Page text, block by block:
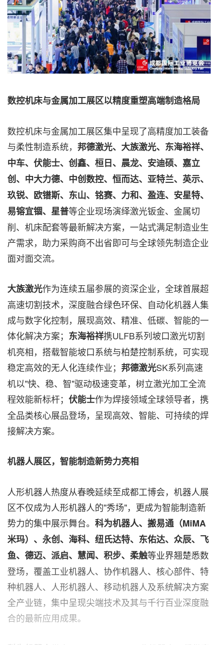
数控机床与金属加工展区以精度重塑高端制造格局
数控机床与金属加工展区集中呈现了高精度加工装备
与柔性制造系统， 邦德激光、大族激光、东海裕祥、
中车、伏能士、创鑫、桓日、晨龙、安迪硕、嘉立
创、中大力德、中创数控、恒而达、亚特兰、英示、
玖锐、欧镨斯、东山、铭赛、力和、盈连、安星特、
易镕宜锢、星普等企业现场演绎激光钣金、金属切
削、机床配套等最新解决方案，一站式满足制造业生
产需求，助力采购商不出省即可与全球领先制造企业
面对面交流。
大族激光作为连续五届参展的资深企业，全球首展超
高速切割技术，深度融合绿色环保、自动化机器人集
成与数字化控制，展现高效、精准、低碳、智能的一
体化解决方案； 东海裕祥携ULFB系列坡口激光切割
机亮相，搭载智能坡口系统与柏楚控制系统，可实现
稳定高效的无人化连续作业； 邦德激光SK系列高速
机以"快、稳、智"驱动极速变革，树立激光加工全流
程效能新标杆； 伏能士作为焊接领域全球领导者，携
全品类核心展品登场，呈现高效、智能、可持续的焊
接解决方案。
机器人展区，智能制造新势力亮相
人形机器人热度从春晚延续至成都工博会，机器人展
区不仅成为人形机器人的"秀场"，更成为智能制造新
势力的集中展示舞台。 科为机器人、搬易通（MiMA
米玛）、永创、海科、纽氏达特、东佑达、众辰、飞
鱼、德迈、派启、慧闻、积步、柔触等业界翘楚悉数
登场，覆盖工业机器人、协作机器人、核心部件、特
种机器人、人形机器人、移动机器人及系统解决方案
全产业链，集中呈现尖端技术及其与千行百业深度融
合的最新应用成果。